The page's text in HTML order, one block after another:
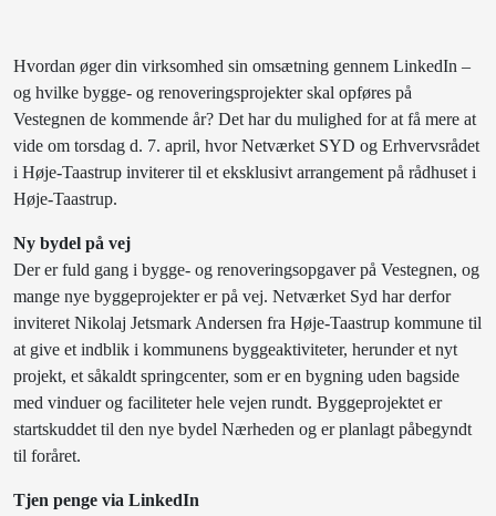
Hvordan øger din virksomhed sin omsætning gennem LinkedIn –
og hvilke bygge- og renoveringsprojekter skal opføres på
Vestegnen de kommende år? Det har du mulighed for at få mere at
vide om torsdag d. 7. april, hvor Netværket SYD og Erhvervsrådet
i Høje-Taastrup inviterer til et eksklusivt arrangement på rådhuset i
Høje-Taastrup.
Ny bydel på vej
Der er fuld gang i bygge- og renoveringsopgaver på Vestegnen, og
mange nye byggeprojekter er på vej. Netværket Syd har derfor
inviteret Nikolaj Jetsmark Andersen fra Høje-Taastrup kommune til
at give et indblik i kommunens byggeaktiviteter, herunder et nyt
projekt, et såkaldt springcenter, som er en bygning uden bagside
med vinduer og faciliteter hele vejen rundt. Byggeprojektet er
startskuddet til den nye bydel Nærheden og er planlagt påbegyndt
til foråret.
Tjen penge via LinkedIn